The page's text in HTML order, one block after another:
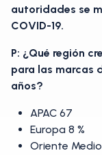
autoridades se
COVID-19.
P: ¿Qué región
para las marcas
años?
APAC 67
Europa 8 %
Oriente Medio